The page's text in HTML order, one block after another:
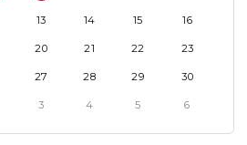
13 14 15 16
20 21 22 23
27 28 29 30
3 4 5 6